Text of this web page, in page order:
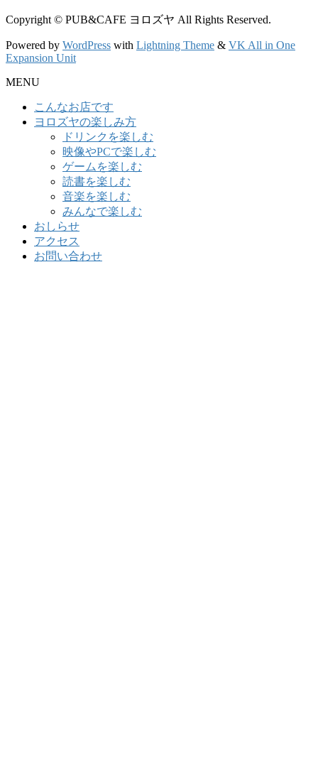
Copyright © PUB&CAFE ヨロズヤ All Rights Reserved.
Powered by WordPress with Lightning Theme & VK All in One
Expansion Unit
MENU
こんなお店です
ヨロズヤの楽しみ方
ドリンクを楽しむ
映像やPCで楽しむ
ゲームを楽しむ
読書を楽しむ
音楽を楽しむ
みんなで楽しむ
おしらせ
アクセス
お問い合わせ